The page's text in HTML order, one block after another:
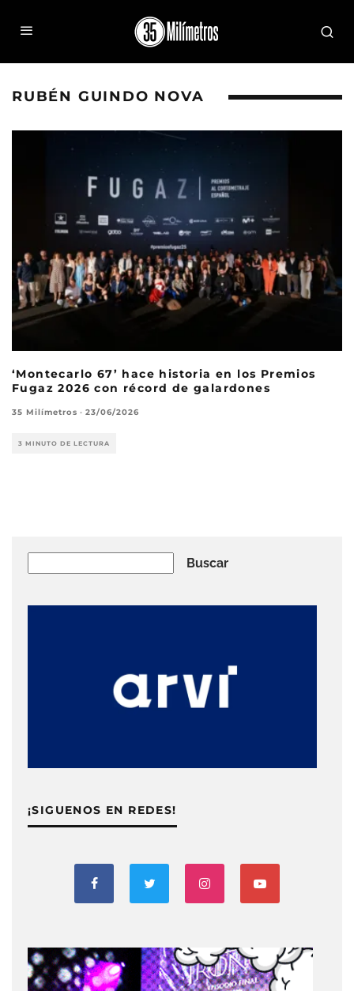
RUBÉN GUINDO NOVA
‘Montecarlo 67’ hace historia en los Premios
Fugaz 2026 con récord de galardones
35 Milímetros · 23/06/2026
3 MINUTO DE LECTURA
Buscar
¡SIGUENOS EN REDES!